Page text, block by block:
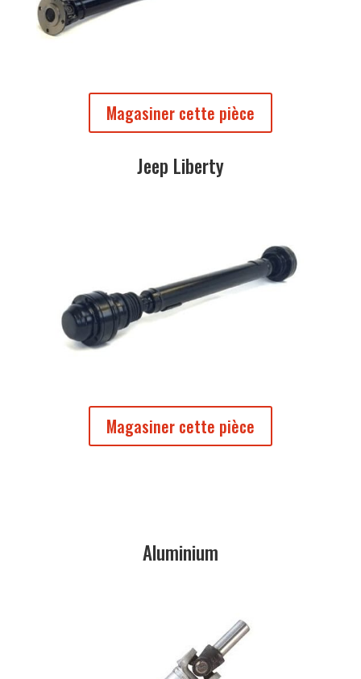
Magasiner cette pièce
Jeep Liberty
Magasiner cette pièce
Aluminium